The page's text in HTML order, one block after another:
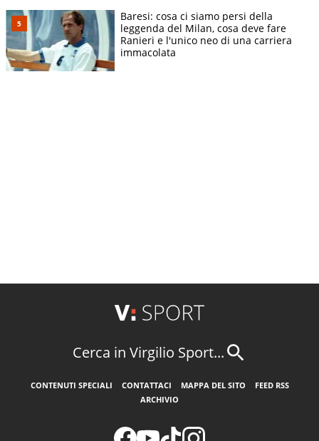
Baresi: cosa ci siamo persi della
leggenda del Milan, cosa deve fare
Ranieri e l'unico neo di una carriera
immacolata
Cerca in Virgilio Sport...
CONTENUTI SPECIALI CONTATTACI MAPPA DEL SITO
FEED RSS
ARCHIVIO